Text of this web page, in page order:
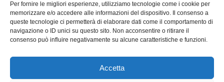
Per fornire le migliori esperienze, utilizziamo tecnologie come i cookie per
memorizzare e/o accedere alle informazioni del dispositivo. Il consenso a
queste tecnologie ci permetterà di elaborare dati come il comportamento di
navigazione o ID unici su questo sito. Non acconsentire o ritirare il
consenso può influire negativamente su alcune caratteristiche e funzioni.
Accetta
mattina: ancora disagi sulla
rotta Cagliari-Roma